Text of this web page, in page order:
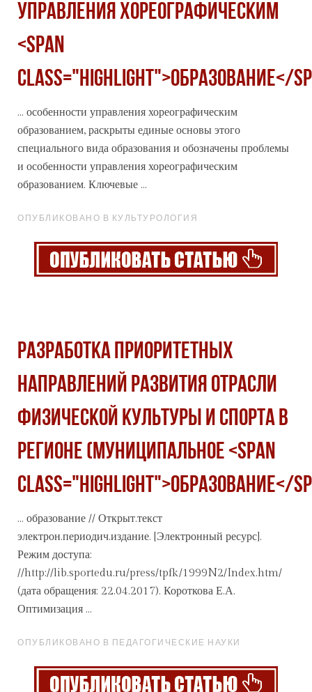
УПРАВЛЕНИЯ ХОРЕОГРАФИЧЕСКИМ
<span
class="highlight">ОБРАЗОВАНИЕ</
... особенности управления хореографическим
образованием, раскрыты единые основы этого
специального вида образования и обозначены проблемы
и особенности управления хореографическим
образованием. Ключевые ...
ОПУБЛИКОВАНО В КУЛЬТУРОЛОГИЯ
РАЗРАБОТКА ПРИОРИТЕТНЫХ
НАПРАВЛЕНИЙ РАЗВИТИЯ ОТРАСЛИ
ФИЗИЧЕСКОЙ КУЛЬТУРЫ И СПОРТА В
РЕГИОНЕ (МУНИЦИПАЛЬНОЕ <span
class="highlight">ОБРАЗОВАНИЕ</
... образование // Открыт.текст
электрон.периодич.издание. [Электронный ресурс].
Режим доступа:
//http://lib.sportedu.ru/press/tpfk/1999N2/Index.htm/
(дата обращения: 22.04.2017). Короткова Е.А.
Оптимизация ...
ОПУБЛИКОВАНО В ПЕДАГОГИЧЕСКИЕ НАУКИ